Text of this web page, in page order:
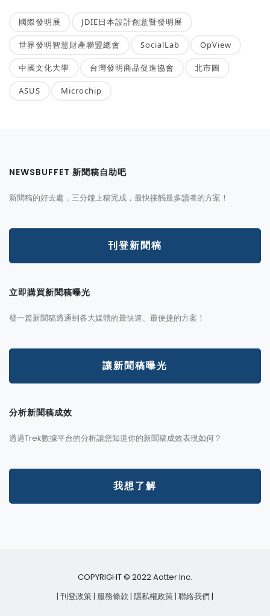
國際發明展 JDIE日本設計創意暨發明展
世界發明智慧財產聯盟總會 SocialLab OpView
中國文化大學 台灣發明商品促進協會 北市圖
ASUS Microchip
NEWSBUFFET 新聞稿自助吧
新聞稿的好去處，三分鐘上稿完成，最快接觸最多讀者的方案！
刊登新聞稿
立即購買新聞稿曝光
發一篇新聞稿透通到各大媒體的最快速、最便捷的方案！
讓新聞稿曝光
分析新聞稿成效
透過Trek數據平台的分析讓您知道你的新聞稿成效表現如何？
我想了解
COPYRIGHT © 2022 Aotter Inc.
| 刊登政策 | 服務條款 | 隱私權政策 | 聯絡我們 |